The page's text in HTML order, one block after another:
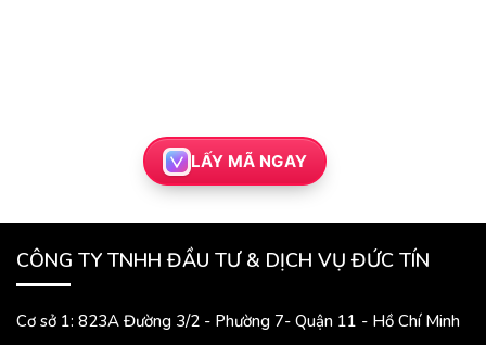
LẤY MÃ NGAY
CÔNG TY TNHH ĐẦU TƯ & DỊCH VỤ ĐỨC TÍN
Cơ sở 1: 823A Đường 3/2 - Phường 7- Quận 11 - Hồ Chí Minh